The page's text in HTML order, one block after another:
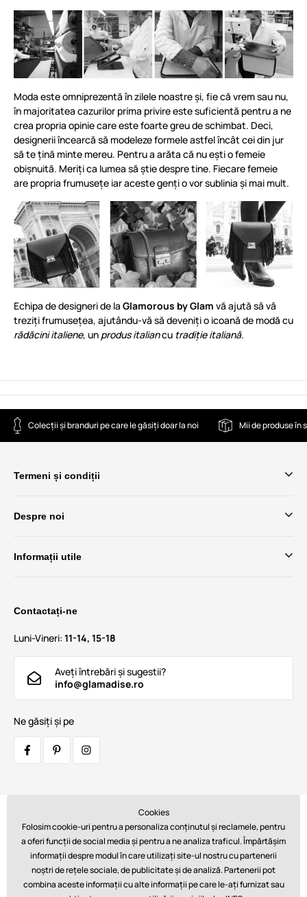
Moda este omniprezentă în zilele noastre și, fie că vrem sau nu,
în majoritatea cazurilor prima privire este suficientă pentru a ne
crea propria opinie care este foarte greu de schimbat. Deci,
designerii încearcă să modeleze formele astfel încât cei din jur
să te țină minte mereu. Pentru a arăta că nu ești o femeie
obișnuită. Meriți ca lumea să știe despre tine. Fiecare femeie
are propria frumusețe iar aceste genți o vor sublinia și mai mult.
Echipa de designeri de la Glamorous by Glam vă ajută să vă
treziți frumusețea, ajutându-vă să deveniți o icoană de modă cu
rădăcini italiene, un produs italiancu tradiție italiană.
Colecții și branduri pe care le găsiți doar la noi Mii de produse în
Termeni și condiții
Despre noi
Informații utile
Contactați-ne
Luni-Vineri: 11-14, 15-18
Aveți întrebări și sugestii?
info@glamadise.ro
Ne găsiți și pe
Plăți:
Cookies
Folosim cookie-uri pentru a personaliza conținutul și reclamele, pentru
a oferi funcții de social media și pentru a ne analiza traficul. Împărtășim
informații despre modul în care utilizați site-ul nostru cu partenerii
noștri de rețele sociale, de publicitate și de analiză. Partenerii pot
combina aceste informații cu alte informații pe care le-ați furnizat sau